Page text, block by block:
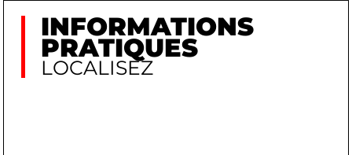
INFORMATIONS
PRATIQUES
LOCALISEZ